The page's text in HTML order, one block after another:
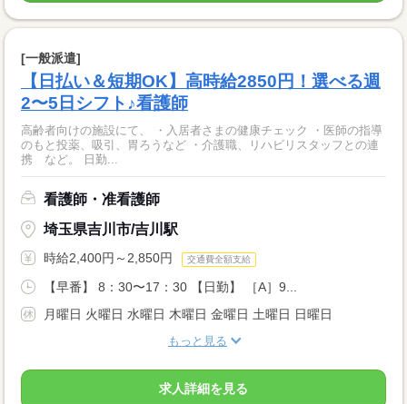
[一般派遣]
【日払い＆短期OK】高時給2850円！選べる週
2〜5日シフト♪看護師
高齢者向けの施設にて、 ・入居者さまの健康チェック ・医師の指導
のもと投薬、吸引、胃ろうなど ・介護職、リハビリスタッフとの連
携 など。 日勤...
看護師・准看護師
埼玉県吉川市/吉川駅
時給2,400円～2,850円 交通費全額支給
【早番】 8：30〜17：30 【日勤】 ［A］9...
月曜日 火曜日 水曜日 木曜日 金曜日 土曜日 日曜日
もっと見る
求人詳細を見る